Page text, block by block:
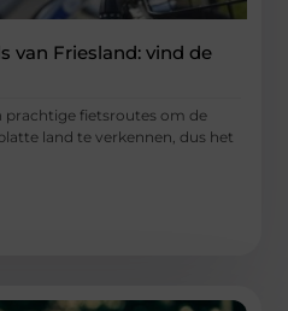
van Friesland: vind de
prachtige fietsroutes om de
land te verkennen, dus het